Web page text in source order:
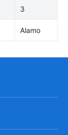
3
Alamo